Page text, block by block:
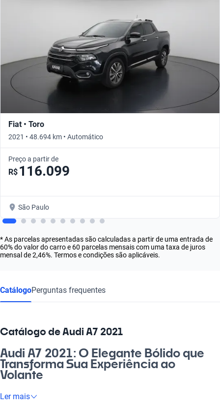
Fiat • Toro
2021 • 48.694 km • Automático
Preço a partir de
R$ 116.099
São Paulo
* As parcelas apresentadas são calculadas a partir de uma entrada de
60% do valor do carro e 60 parcelas mensais com uma taxa de juros
mensal de 2,46%. Termos e condições são aplicáveis.
CatálogoPerguntas frequentes
Catálogo de Audi A7 2021
Audi A7 2021: O Elegante Bólido que
Transforma Sua Experiência ao
Volante
Sabe aquele carro que combina estilo e potência na medida
Ler mais